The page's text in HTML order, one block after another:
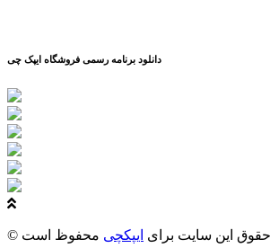
دانلود برنامه رسمی فروشگاه ایپک چی
حقوق این سایت برای ایپکچی